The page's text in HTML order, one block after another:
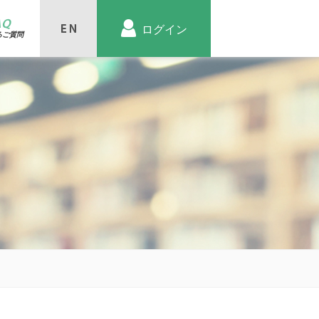
ログイン
ご質問